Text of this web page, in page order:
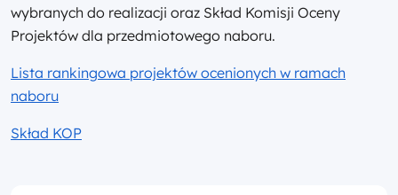
wybranych do realizacji oraz Skład Komisji Oceny
Projektów dla przedmiotowego naboru.
Lista rankingowa projektów ocenionych w ramach
naboru
Skład KOP